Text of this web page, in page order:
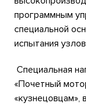
программным
специальной
испытания
Специальная
«Почетный